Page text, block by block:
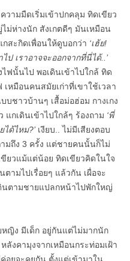
วามมืดเริ่มเข้าปกคลุม ทิดเขียว
ม่ห่างนัก สังเกตดีๆ มันเหมือน
สะกิดเพื่อนให้ดูบอกว่า ‘เฮ้ย!
ป เราอาจจะออกจากที่นี่ได้..’
ฟนั้นไป พอเดินเข้าไปใกล้ ทิด
หมือนคนสมัยเก่าที่เขาใช้เวลา
บชาวบ้านๆ เสื้อม่อฮ่อม กางเกง
กเดินเข้าไปใกล้ๆ ร้องถาม ‘พี่
ด้ไหม?’เงียบ.. ไม่มีเสียงตอบ
มถึง 3 ครั้ง แต่ชายคนนั้นก็ไม่
ยวแม้แต่น้อย ทิดเขียวคิดในใจ
ตามไปเรื่อยๆ แล้วกัน เผื่อจะ
นตามชายแปลกหน้าไปพักใหญ่
ญิง มีเด็ก อยู่กันแต่ไม่มากนัก
งคามุงจากเหมือนกระท่อมเฝ้า